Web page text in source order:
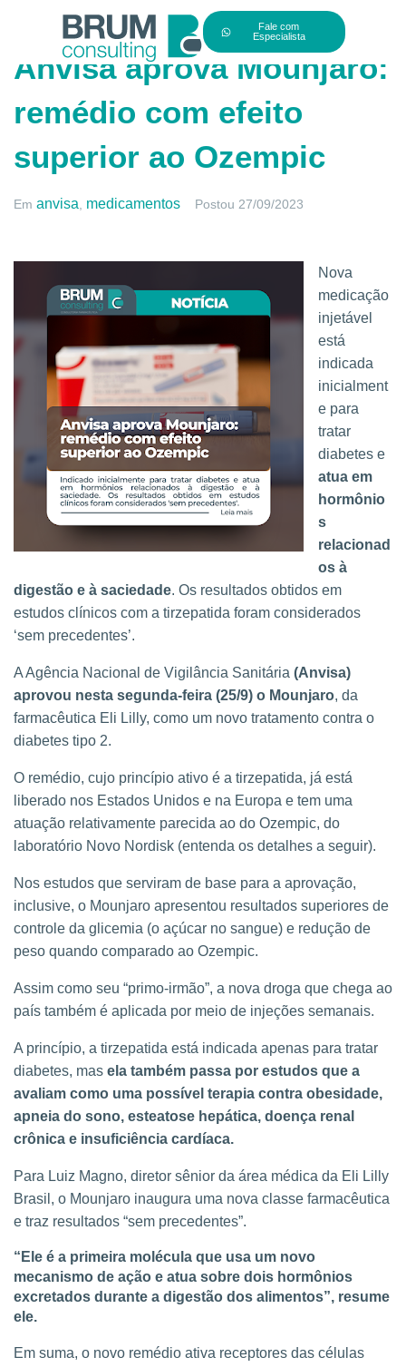
Fale com
Especialista
Anvisa aprova Mounjaro:
remédio com efeito
superior ao Ozempic
Em anvisa medicamentos Postou 27/09/2023
Nova
medicação
injetável
está
indicada
inicialment
e para
tratar
diabetes e
atua em
hormônio
s
relacionad
os à
digestão e à saciedade. Os resultados obtidos em
estudos clínicos com a tirzepatida foram considerados
‘sem precedentes’.
A Agência Nacional de Vigilância Sanitária (Anvisa)
aprovou nesta segunda-feira (25/9) o Mounjaro, da
farmacêutica Eli Lilly, como um novo tratamento contra o
diabetes tipo 2.
O remédio, cujo princípio ativo é a tirzepatida, já está
liberado nos Estados Unidos e na Europa e tem uma
atuação relativamente parecida ao do Ozempic, do
laboratório Novo Nordisk (entenda os detalhes a seguir).
Nos estudos que serviram de base para a aprovação,
inclusive, o Mounjaro apresentou resultados superiores de
controle da glicemia (o açúcar no sangue) e redução de
peso quando comparado ao Ozempic.
Assim como seu “primo-irmão”, a nova droga que chega ao
país também é aplicada por meio de injeções semanais.
A princípio, a tirzepatida está indicada apenas para tratar
diabetes, mas ela também passa por estudos que a
avaliam como uma possível terapia contra obesidade,
apneia do sono, esteatose hepática, doença renal
crônica e insuficiência cardíaca.
Para Luiz Magno, diretor sênior da área médica da Eli Lilly
Brasil, o Mounjaro inaugura uma nova classe farmacêutica
e traz resultados “sem precedentes”.
“Ele é a primeira molécula que usa um novo
mecanismo de ação e atua sobre dois hormônios
excretados durante a digestão dos alimentos”, resume
ele.
Em suma, o novo remédio ativa receptores das células